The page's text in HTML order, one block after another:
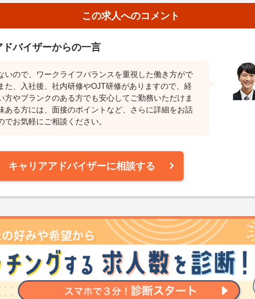
この求人へのコメント
ドバイザーからの一言
いので、ワークライフバランスを重視した働き方がで
た、入社後、社内研修やOJT研修がありますので、経
方やブランクのある方でも安心してご勤務いただけま
ある方には、面接のポイントなど、さらに詳細をお話
でお気軽にご相談ください。
キャリアアドバイザーに相談する